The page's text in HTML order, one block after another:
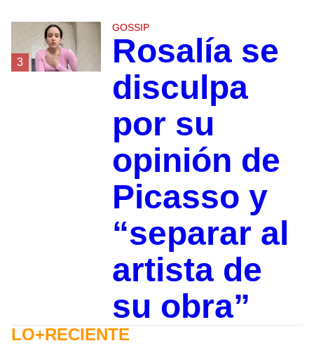
3
GOSSIP
Rosalía se
disculpa
por su
opinión de
Picasso y
“separar al
artista de
su obra”
LO+RECIENTE